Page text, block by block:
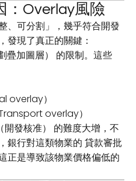
：Overlay風險
、可分割」，幾乎符合開發
發現了真正的關鍵：
加圖層）
的限制。這些
overlay）
overlay）
開發核准）
的難度大增，不
銀行對這類物業的 貸款審批
正是導致該物業價格偏低的